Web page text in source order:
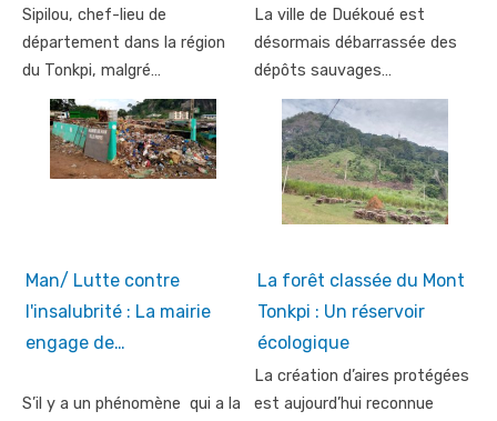
Sipilou, chef-lieu de
département dans la région
du Tonkpi, malgré…
La ville de Duékoué est
désormais débarrassée des
dépôts sauvages…
Man/ Lutte contre
l'insalubrité : La mairie
engage de…
S’il y a un phénomène qui a la
La forêt classée du Mont
Tonkpi : Un réservoir
écologique
La création d’aires protégées
est aujourd’hui reconnue